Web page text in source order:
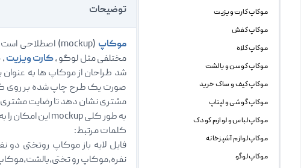
موکاپ کارت ویزیت
موکاپ کفش
موکاپ کلاه
موکاپ کوسن و بالشت
موکاپ کیف و ساک خرید
موکاپ گوشی و لپتاپ
موکاپ لباس و لوازم کودک
موکاپ لوازم آشپزخانه
موکاپ لوگو
توضیحات
موکاپ (mockup) اصطلاحی است که طراحان وب و گرافیک برای فایل پیش نمایش استفاده میکنند ، mockup ها
مختلفی مثل لوگو ،کارت ویزیت
شد طراحان از موکاپ ها به
صورت یک طرح چاپ شده بر روی
مشتری نشان دهد تا رضایت
به طور کلی mockup این امکان را به طراح میدهد تا بتواند بهتر بر روی جزئیات طرح از جمله انتخاب رنگ ، سایز ، سبک نمایش و … تصمیم گیری کند.
کلمات مرتبط:
فایل لایه باز موکاپ روتختی
نفره،موکاپ رو